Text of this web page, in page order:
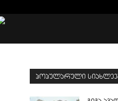
პოპულარული